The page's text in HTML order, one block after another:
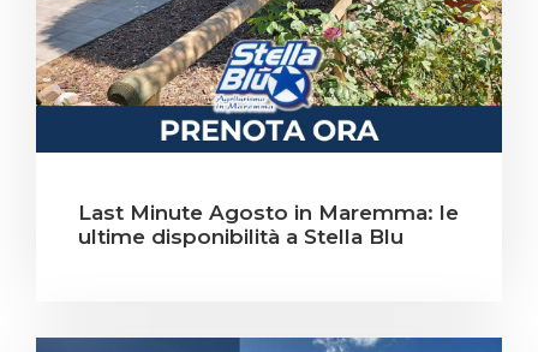
Last Minute Agosto in Maremma: le
ultime disponibilità a Stella Blu